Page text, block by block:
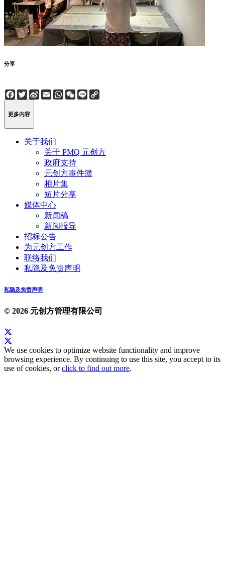
分享
Facebook
Twitter
Sina
Weibo
EmailWhatsApp
WeChat
Line
更多内容
关于我们
关于 PMQ 元创方
政府支持
元创方事件簿
相片集
短片分享
媒体中心
新闻稿
新闻报导
招标公告
为元创方工作
联络我们
私隐及免责声明
私隐及免责声明
© 2026 元创方管理有限公司
We use cookies to optimize website functionality and improve
browsing experience. By continuing to use this site, you accept to its
use of cookies, orclick to find out more.